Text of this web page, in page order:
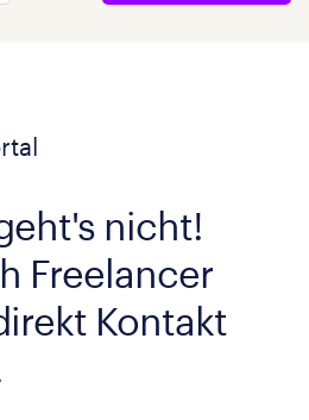
nicht!
Freelancer
Kontakt